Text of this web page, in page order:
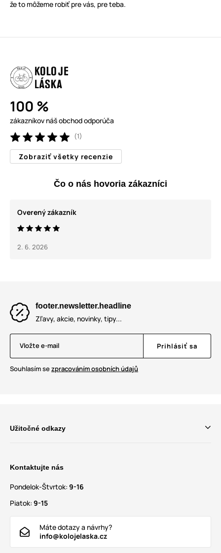
že to môžeme robiť pre vás, pre teba.
100 %
zákazníkov náš obchod odporúča
(1)
Zobraziť všetky recenzie
Čo o nás hovoria zákazníci
Overený zákazník
2. 6. 2026
footer.newsletter.headline
Zľavy, akcie, novinky, tipy...
Vložte e-mail Prihlásiť sa
Souhlasím sezpracováním osobních údajů
Užitočné odkazy
Kontaktujte nás
Pondelok-Štvrtok: 9-16
Piatok: 9-15
Máte dotazy a návrhy?
info@kolojelaska.cz